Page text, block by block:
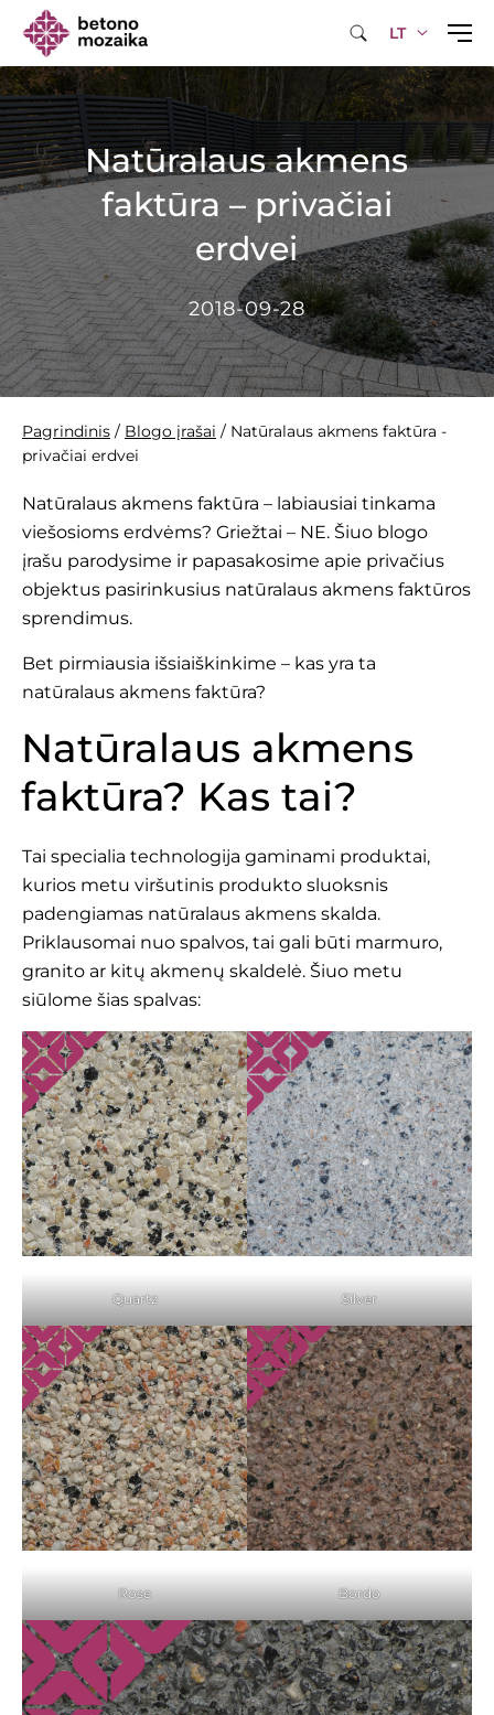
LT
Natūralaus akmens
faktūra – privačiai
erdvei
2018-09-28
Pagrindinis / Blogo įrašai / Natūralaus akmens faktūra -
privačiai erdvei
Natūralaus akmens faktūra – labiausiai tinkama
viešosioms erdvėms? Griežtai – NE. Šiuo blogo
įrašu parodysime ir papasakosime apie privačius
objektus pasirinkusius natūralaus akmens faktūros
sprendimus.
Bet pirmiausia išsiaiškinkime – kas yra ta
natūralaus akmens faktūra?
Natūralaus akmens
faktūra? Kas tai?
Tai specialia technologija gaminami produktai,
kurios metu viršutinis produkto sluoksnis
padengiamas natūralaus akmens skalda.
Priklausomai nuo spalvos, tai gali būti marmuro,
granito ar kitų akmenų skaldelė. Šiuo metu
siūlome šias spalvas:
Quartz Silver
Rose Bordo